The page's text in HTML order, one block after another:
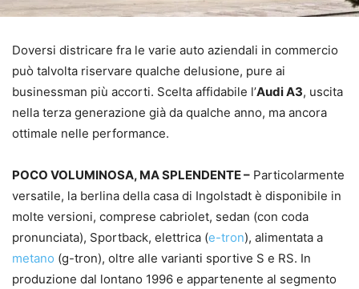
Doversi districare fra le varie auto aziendali in commercio
può talvolta riservare qualche delusione, pure ai
businessman più accorti. Scelta affidabile l’Audi A3, uscita
nella terza generazione già da qualche anno, ma ancora
ottimale nelle performance.
POCO VOLUMINOSA, MA SPLENDENTE – Particolarmente
versatile, la berlina della casa di Ingolstadt è disponibile in
molte versioni, comprese cabriolet, sedan (con coda
pronunciata), Sportback, elettrica (e-tron), alimentata a
metano (g-tron), oltre alle varianti sportive S e RS. In
produzione dal lontano 1996 e appartenente al segmento